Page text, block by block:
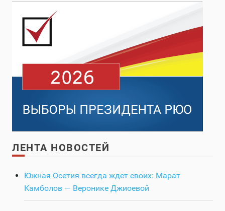
ЛЕНТА НОВОСТЕЙ
Южная Осетия всегда ждет своих: Марат
Камболов — Веронике Джиоевой